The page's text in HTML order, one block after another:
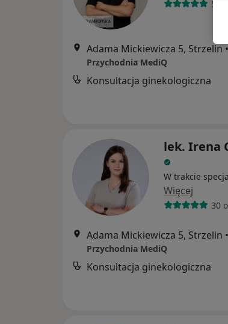
53
Adama Mickiewicza 5, Strzelin •
Przychodnia MediQ
Konsultacja ginekologiczna
lek. Irena
W trakcie
Więcej
30
Adama Mickiewicza 5, Strzelin •
Przychodnia MediQ
Konsultacja ginekologiczna